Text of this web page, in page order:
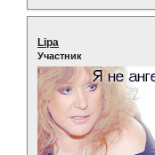
Lipa
Участник